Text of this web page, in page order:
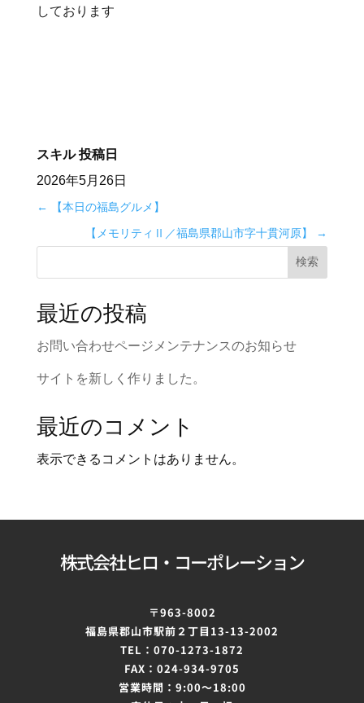
しております
スキル 投稿日
2026年5月26日
←
【本日の福島グルメ】
【メモリティⅡ／福島県郡山市字十貫河原】
→
検索
最近の投稿
お問い合わせページメンテナンスのお知らせ
サイトを新しく作りました。
最近のコメント
表示できるコメントはありません。
株式会社ヒロ・コーポレーション
〒963-8002
福島県郡山市駅前２丁目 13-13-2002
TEL：070-1273-1872
FAX：024-934-9705
営業時間：9:00～18:00